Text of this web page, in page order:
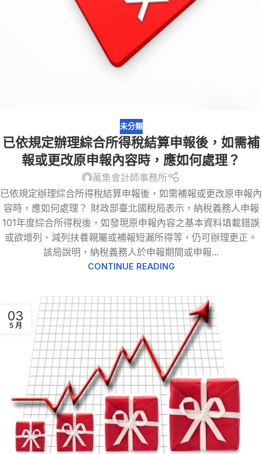
未分類
已依規定辦理綜合所得稅結算申報後，如需補
報或更改原申報內容時，應如何處理？
萬集會計師事務所
已依規定辦理綜合所得稅結算申報後，如需補報或更改原申報內
容時，應如何處理？ 財政部臺北國稅局表示，納稅義務人申報
101年度綜合所得稅後，如發現原申報內容之基本資料填載錯誤
或欲增列、減列扶養親屬或補報短漏所得等，仍可辦理更正。
該局說明，納稅義務人於申報期間或申報...
CONTINUE READING
03
5 月